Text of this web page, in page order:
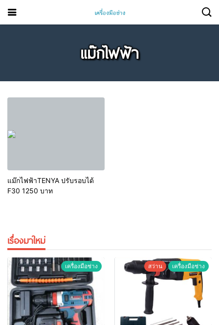
แม๊กไฟฟ้า
แม๊กไฟฟ้าTENYA ปรับรอบได้
F30 1250 บาท
เรื่องมาใหม่
เครื่องมือช่าง สว่าน เครื่องมือช่าง